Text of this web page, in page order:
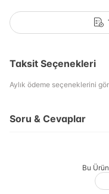
Taksit Seçenekleri
Aylık ödeme seçeneklerini
Soru & Cevaplar
Bu